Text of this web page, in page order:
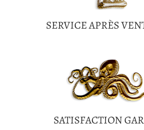
SERVICE APRÈS
SATISFACTION